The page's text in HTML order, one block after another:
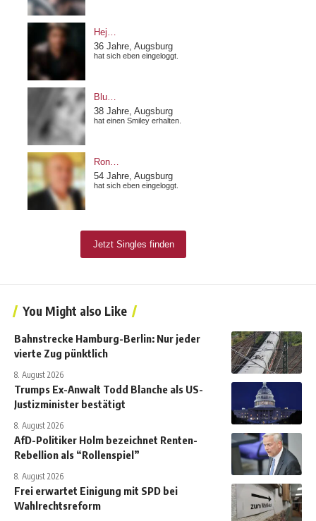
You Might also Like
Bahnstrecke Hamburg-Berlin: Nur jeder
vierte Zug pünktlich
8. August 2026
Trumps Ex-Anwalt Todd Blanche als US-
Justizminister bestätigt
8. August 2026
AfD-Politiker Holm bezeichnet Renten-
Rebellion als “Rollenspiel”
8. August 2026
Frei erwartet Einigung mit SPD bei
Wahlrechtsreform